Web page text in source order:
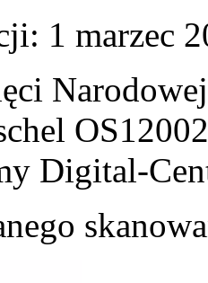
1 marzec
Digital-